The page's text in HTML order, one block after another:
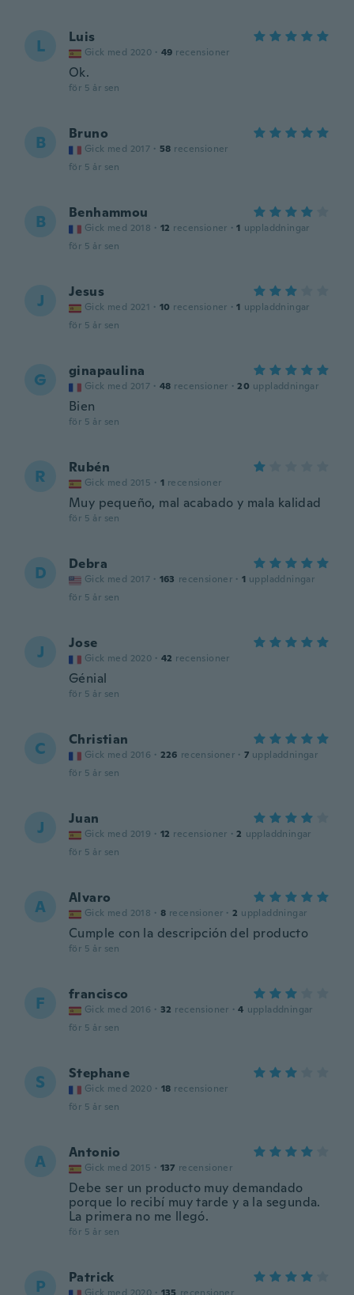
L Luis
Gick med 2020 · 49 recensioner
Ok.
för 5 år sen
B Bruno
Gick med 2017 · 58 recensioner
för 5 år sen
B Benhammou
Gick med 2018 · 12 recensioner · 1 uppladdningar
för 5 år sen
J Jesus
Gick med 2021 · 10 recensioner · 1 uppladdningar
för 5 år sen
G ginapaulina
Gick med 2017 · 48 recensioner · 20 uppladdningar
Bien
för 5 år sen
R Rubén
Gick med 2015 · 1 recensioner
Muy pequeño, mal acabado y mala kalidad
för 5 år sen
D Debra
Gick med 2017 · 163 recensioner · 1 uppladdningar
för 5 år sen
J Jose
Gick med 2020 · 42 recensioner
Génial
för 5 år sen
C Christian
Gick med 2016 · 226 recensioner · 7 uppladdningar
för 5 år sen
J Juan
Gick med 2019 · 12 recensioner · 2 uppladdningar
för 5 år sen
A Alvaro
Gick med 2018 · 8 recensioner · 2 uppladdningar
Cumple con la descripción del producto
för 5 år sen
F francisco
Gick med 2016 · 32 recensioner · 4 uppladdningar
för 5 år sen
S Stephane
Gick med 2020 · 18 recensioner
för 5 år sen
A Antonio
Gick med 2015 · 137 recensioner
Debe ser un producto muy demandado
porque lo recibí muy tarde y a la segunda.
La primera no me llegó.
för 5 år sen
P Patrick